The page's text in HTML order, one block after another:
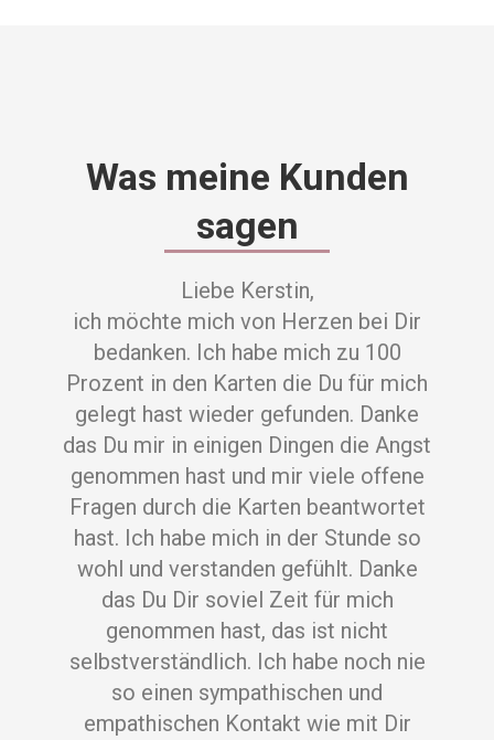
Was meine Kunden
sagen
Liebe Kerstin,
ich möchte mich von Herzen bei Dir
bedanken. Ich habe mich zu 100
Prozent in den Karten die Du für mich
gelegt hast wieder gefunden. Danke
das Du mir in einigen Dingen die Angst
genommen hast und mir viele offene
Fragen durch die Karten beantwortet
hast. Ich habe mich in der Stunde so
wohl und verstanden gefühlt. Danke
das Du Dir soviel Zeit für mich
genommen hast, das ist nicht
selbstverständlich. Ich habe noch nie
so einen sympathischen und
empathischen Kontakt wie mit Dir